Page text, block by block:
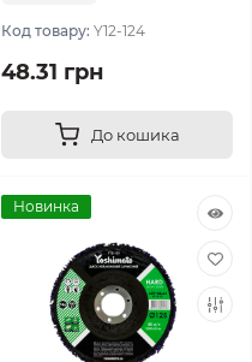
Код товару: Y12-124
48.31 грн
До кошика
Новинка